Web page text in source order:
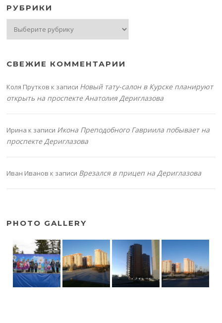
РУБРИКИ
СВЕЖИЕ КОММЕНТАРИИ
Коля Прутков к записи Новый тату-салон в Курске планируют
открыть на проспекте Анатолия Дериглазова
Ирина к записи Икона Преподобного Гавриила побывает на
проспекте Дериглазова
Иван Иванов к записи Врезался в прицеп на Дериглазова
PHOTO GALLERY